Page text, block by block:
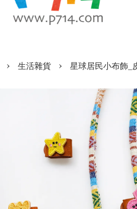
› 生活雜貨 › 星球居民小布飾_